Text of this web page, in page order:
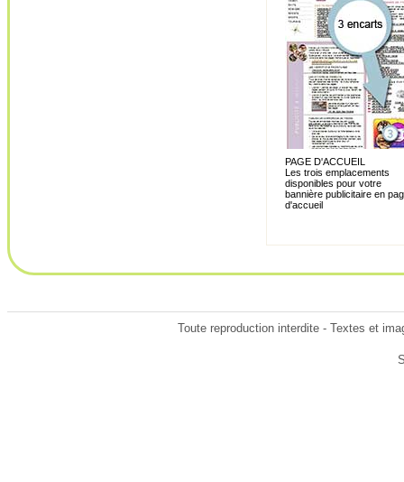
PAGE D'ACCUEIL
Les trois emplacements
disponibles pour votre
bannière publicitaire en
d'accueil
Toute reproduction interdite - Textes et